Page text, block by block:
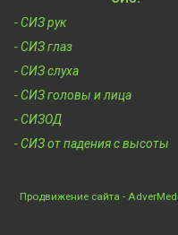
- СИЗ рук
- СИЗ глаз
- СИЗ слуха
- СИЗ головы и лица
- СИЗОД
- СИЗ от падения с высоты
Продвижение сайта -